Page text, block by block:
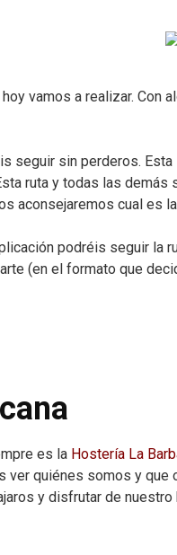
vamos a realizar. Con
seguir sin perderos.
ruta y todas las demás
aconsejaremos cual es
podréis seguir la
(en el formato que
es la Hostería La
ver quiénes somos y que
y disfrutar de nuestro